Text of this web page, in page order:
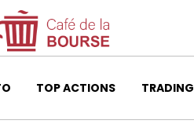
TOP ACTIONS TRADING